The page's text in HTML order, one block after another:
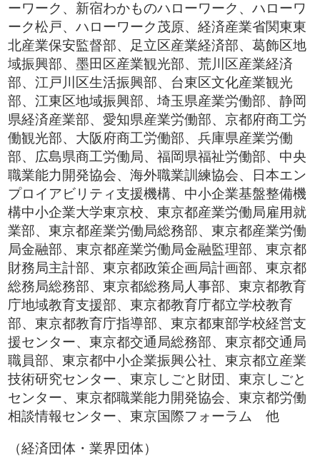
ーワーク、新宿わかものハローワーク、ハローワ
ーク松戸、ハローワーク茂原、経済産業省関東東
北産業保安監督部、足立区産業経済部、葛飾区地
域振興部、墨田区産業観光部、荒川区産業経済
部、江戸川区生活振興部、台東区文化産業観光
部、江東区地域振興部、埼玉県産業労働部、静岡
県経済産業部、愛知県産業労働部、京都府商工労
働観光部、大阪府商工労働部、兵庫県産業労働
部、広島県商工労働局、福岡県福祉労働部、中央
職業能力開発協会、海外職業訓練協会、日本エン
プロイアビリティ支援機構、中小企業基盤整備機
構中小企業大学東京校、東京都産業労働局雇用就
業部、東京都産業労働局総務部、東京都産業労働
局金融部、東京都産業労働局金融監理部、東京都
財務局主計部、東京都政策企画局計画部、東京都
総務局総務部、東京都総務局人事部、東京都教育
庁地域教育支援部、東京都教育庁都立学校教育
部、東京都教育庁指導部、東京都東部学校経営支
援センター、東京都交通局総務部、東京都交通局
職員部、東京都中小企業振興公社、東京都立産業
技術研究センター、東京しごと財団、東京しごと
センター、東京都職業能力開発協会、東京都労働
相談情報センター、東京国際フォーラム 他
（経済団体・業界団体）